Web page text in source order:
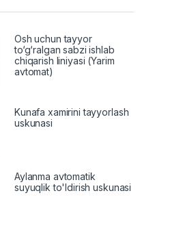
Osh uchun tayyor
to‘g‘ralgan sabzi ishlab
chiqarish liniyasi (Yarim
avtomat)
Kunafa xamirini tayyorlash
uskunasi
Aylanma avtomatik
suyuqlik to'ldirish uskunasi